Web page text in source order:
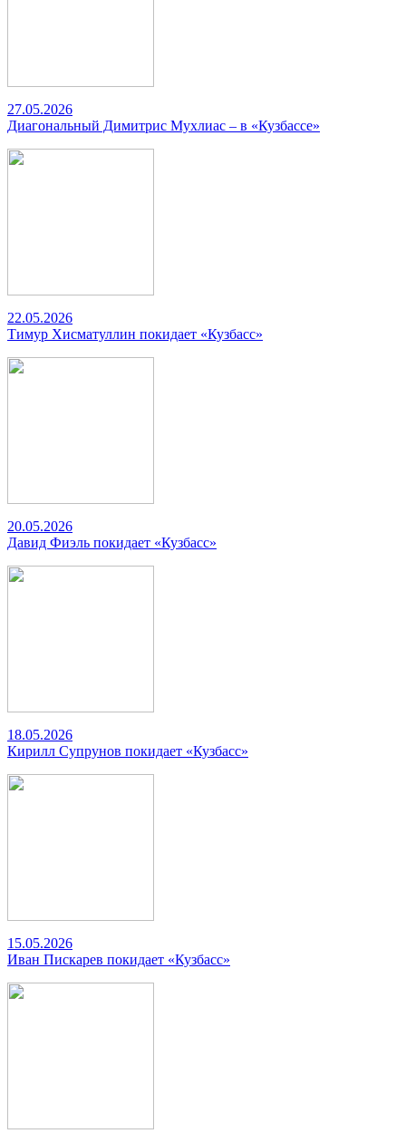
27.05.2026
Диагональный Димитрис Мухлиас – в «Кузбассе»
22.05.2026
Тимур Хисматуллин покидает «Кузбасс»
20.05.2026
Давид Фиэль покидает «Кузбасс»
18.05.2026
Кирилл Супрунов покидает «Кузбасс»
15.05.2026
Иван Пискарев покидает «Кузбасс»